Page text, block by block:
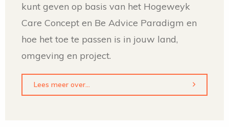
kunt geven op basis van het Hogeweyk
Care Concept en Be Advice Paradigm en
hoe het toe te passen is in jouw land,
omgeving en project.
Lees meer over...